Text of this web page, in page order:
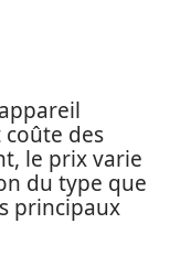
coûte des
le prix varie
du type que
principaux